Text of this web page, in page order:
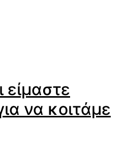
είμαστε
να κοιτάμε